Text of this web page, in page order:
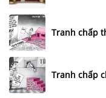
Tranh chấp
Tranh chấp